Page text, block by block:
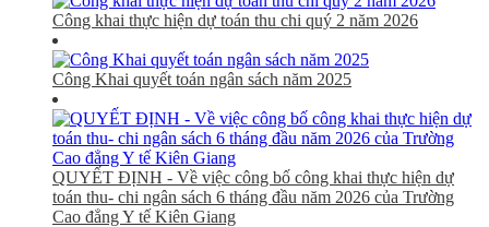
Công khai thực hiện dự toán thu chi quý 2 năm 2026
Công Khai quyết toán ngân sách năm 2025
QUYẾT ĐỊNH - Về việc công bố công khai thực hiện dự
toán thu- chi ngân sách 6 tháng đầu năm 2026 của Trường
Cao đẳng Y tế Kiên Giang